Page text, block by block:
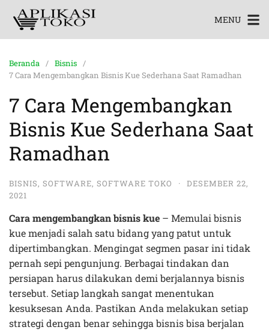
MENU
Beranda
Bisnis
7 Cara Mengembangkan Bisnis Kue Sederhana Saat Ramadhan
7 Cara Mengembangkan
Bisnis Kue Sederhana Saat
Ramadhan
BISNIS, SOFTWARE, SOFTWARE TOKO ·
DESEMBER 22,
2021
Cara mengembangkan bisnis kue – Memulai bisnis
kue menjadi salah satu bidang yang patut untuk
dipertimbangkan. Mengingat segmen pasar ini tidak
pernah sepi pengunjung. Berbagai tindakan dan
persiapan harus dilakukan demi berjalannya bisnis
tersebut. Setiap langkah sangat menentukan
kesuksesan Anda. Pastikan Anda melakukan setiap
strategi dengan benar sehingga bisnis bisa berjalan